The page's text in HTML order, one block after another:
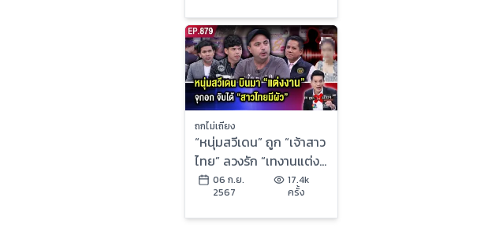
ถกไม่เถียง
“หนุ่มสวีเดน” ถูก “เจ้าสาว
ไทย” ลวงรัก “เทงานแต่ง”
สูญ 3 แสน ที่แท้ “เธอมีผัว
ทหาร”
06 ก.ย.
2567
17.4k
ครั้ง